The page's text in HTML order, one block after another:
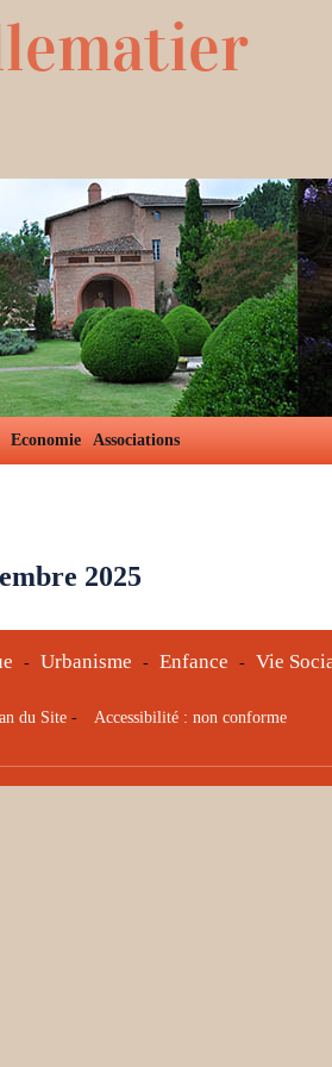
Economie Associations
2025
- Urbanisme - Enfance - Vie
du Site- Accessibilité : non conforme